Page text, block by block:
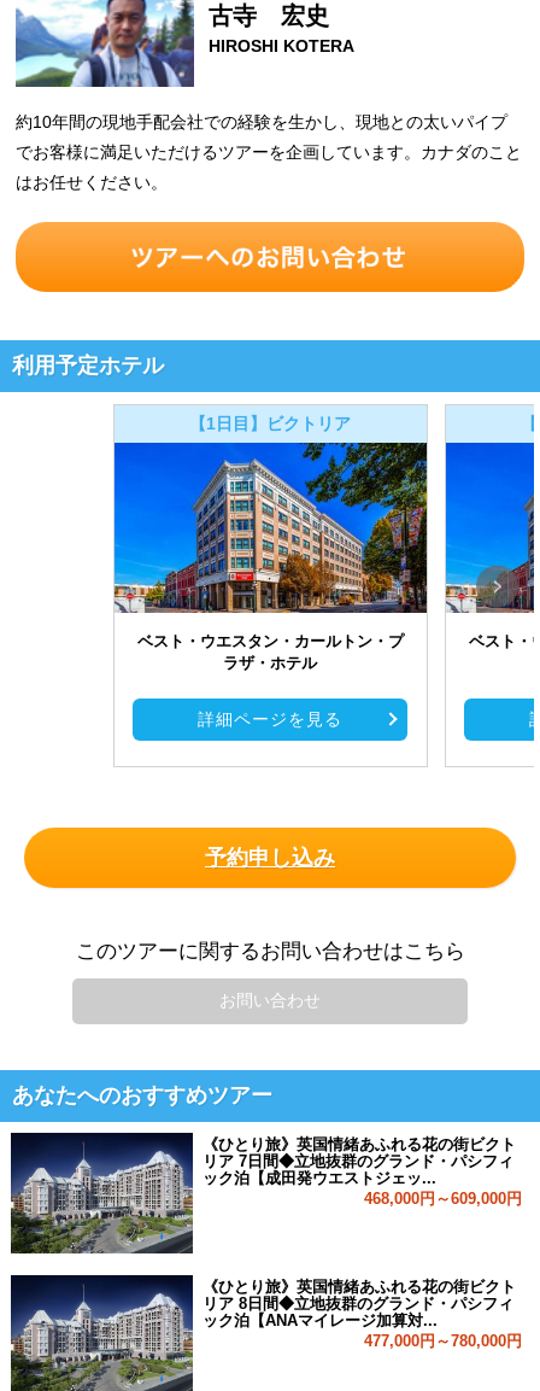
古寺 宏史
HIROSHI KOTERA
約10年間の現地手配会社での経験を生かし、現地との太いパイプ
でお客様に満足いただけるツアーを企画しています。カナダのこと
はお任せください。
利用予定ホテル
【1日目】ビクトリア
ベスト・ウエスタン・カールトン・プ
ラザ・ホテル
詳細ページを見る
ベスト・
予約申し込み
このツアーに関するお問い合わせはこちら
お問い合わせ
あなたへのおすすめツアー
《ひとり旅》英国情緒あふれる花の街ビクト
リア 7日間◆立地抜群のグランド・パシフィ
ック泊【成田発ウエストジェッ...
468,000円～609,000円
《ひとり旅》英国情緒あふれる花の街ビクト
リア 8日間◆立地抜群のグランド・パシフィ
ック泊【ANAマイレージ加算対...
477,000円～780,000円